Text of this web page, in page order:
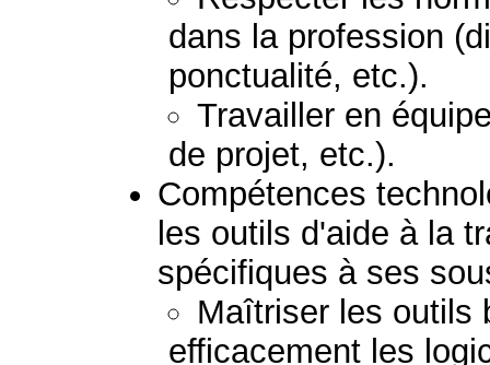
dans la profession
ponctualité, etc.).
Travailler en
de projet, etc.).
Compétences
les outils d'aide à la
spécifiques à ses
Maîtriser les outils
efficacement les